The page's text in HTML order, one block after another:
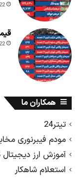
قیمت
همکاران ما
تیتر24
مودم فیبرنوری
آموزش ارز
استعلام شاهکار